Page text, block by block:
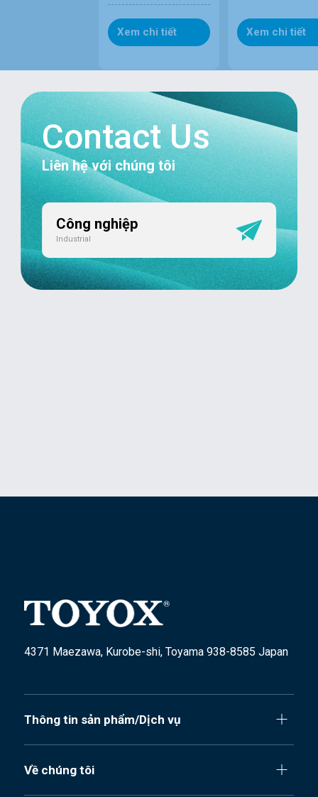
Xem chi tiết Xem chi tiết
Contact Us
Liên hệ với chúng tôi
Công nghiệp
Industrial
4371 Maezawa, Kurobe-shi, Toyama 938-8585 Japan
Thông tin sản phẩm/Dịch vụ
Về chúng tôi